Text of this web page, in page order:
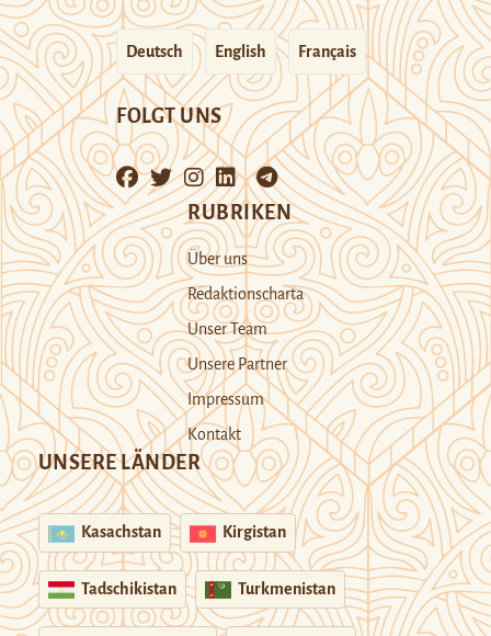
Deutsch English Français
FOLGT UNS
RUBRIKEN
Über uns
Redaktionscharta
Unser Team
Unsere Partner
Impressum
Kontakt
UNSERE LÄNDER
Kasachstan Kirgistan
Tadschikistan Turkmenistan